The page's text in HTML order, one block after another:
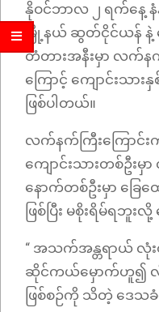
နိုဝင်ဘာလ ၂ ရက်နေ့ နံ
မြို့နယ် ဆွတ်ငိုင်ယန် နဲ့ မ
တံတားအနီးမှာ လက်န
ကြောင့် ကျောင်းသ
ဖြစ်ပါတယ်။
လက်နက်ကြီးကြောင်း
ကျောင်းသားတစ်ဦး
နောက်တစ်ဦးမှာ ခြ
ဖြစ်ပြီး မစိုးရိမ်ရဘူ
“ အသက်အန္တရာယ် လုံး
ဆိုင်ကယ်မှောက်ဟူ၍ လိ
ဖြစ်စဉ်ကို သိတဲ့ ဒေသခံ